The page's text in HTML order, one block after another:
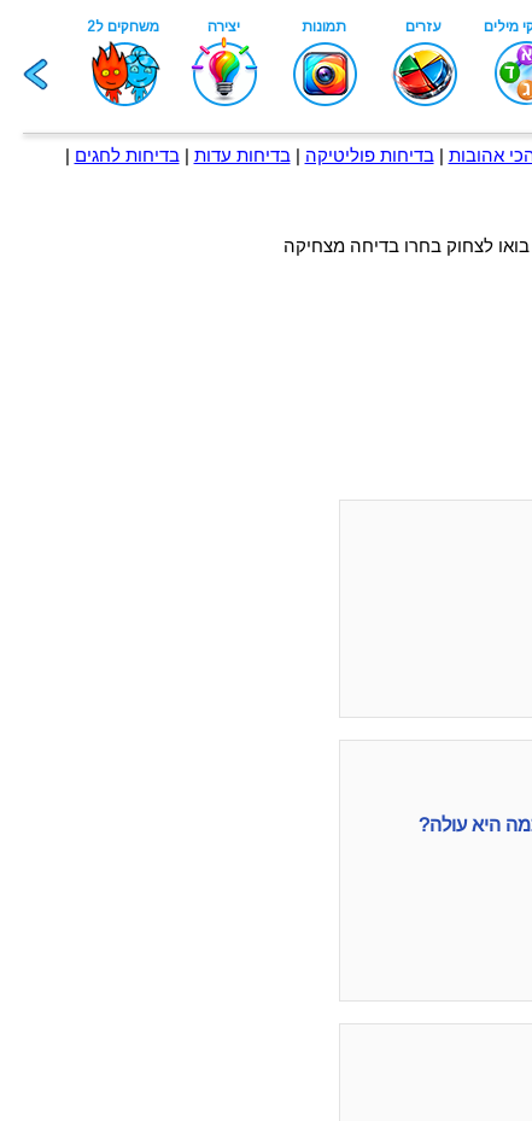
אהובות |בדיחות פוליטיקה |בדיחות עדות |בדיחות לחגים |
לצחוק בחרו בדיחה מצחיקה
היא עולה?